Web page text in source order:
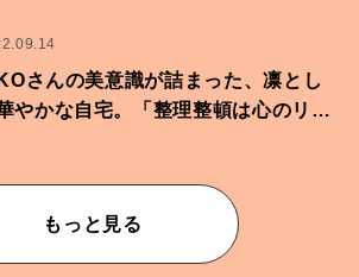
さんの美意識が詰まった、凛とし
やかな自宅。「整理整頓は心のリズ
もっと見る